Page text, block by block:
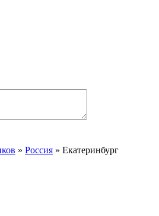
» Россия » Екатеринбург